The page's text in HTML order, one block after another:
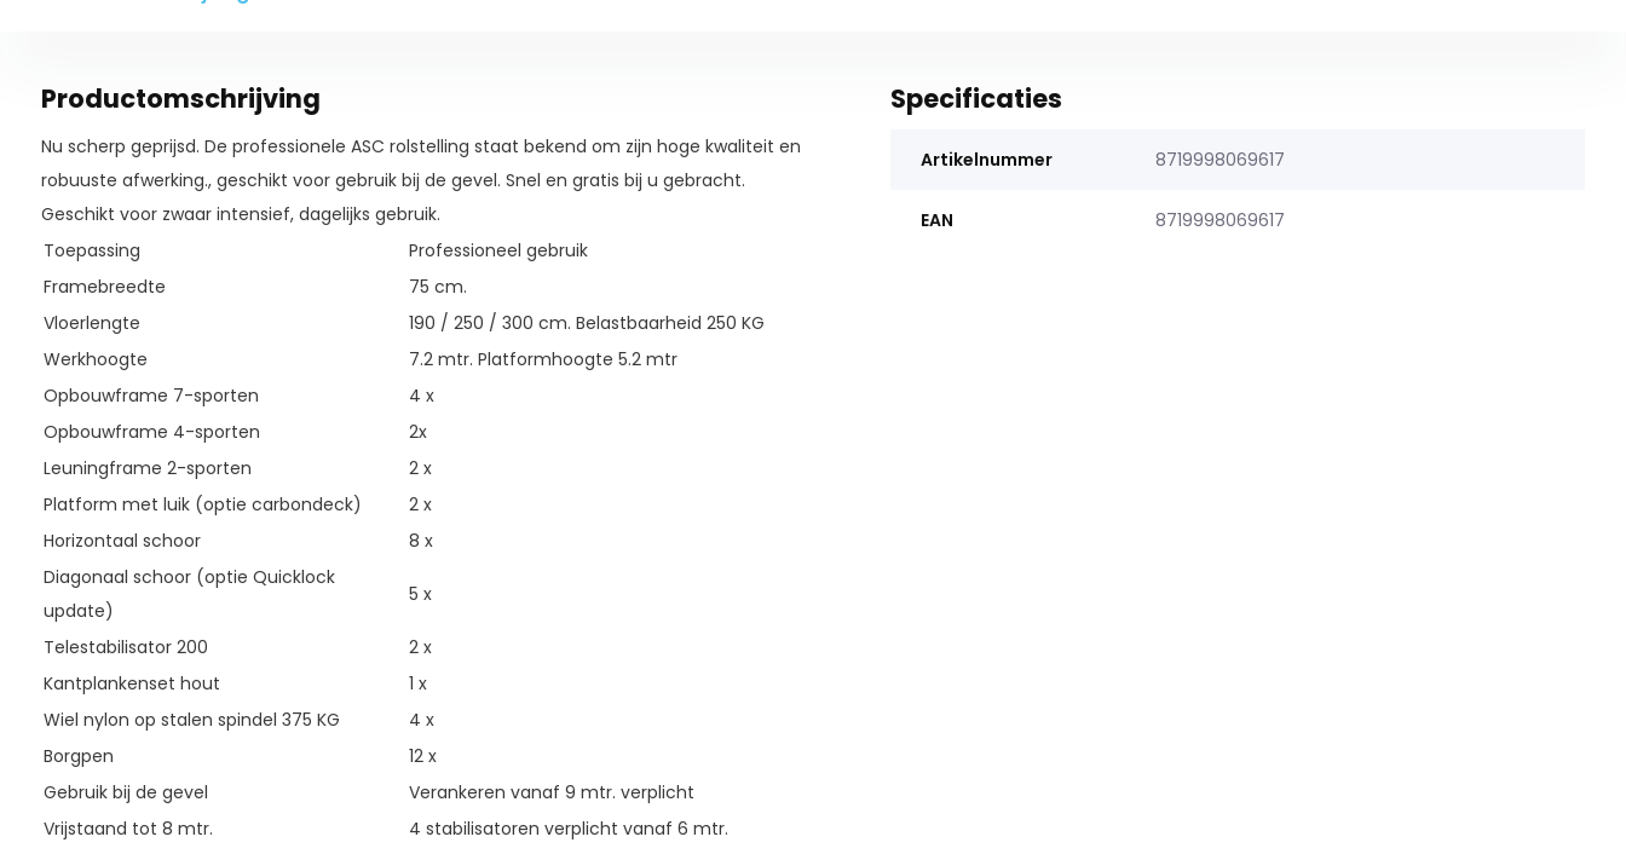
Productomschrijving
Nu scherp geprijsd. De professionele ASC rolstelling staat bekend om zijn hoge kwaliteit en
robuuste afwerking., geschikt voor gebruik bij de gevel. Snel en gratis bij u gebracht.
Geschikt voor zwaar intensief, dagelijks gebruik.
Toepassing
Professioneel gebruik
Framebreedte
75 cm.
Vloerlengte
190 / 250 / 300 cm. Belastbaarheid 250 KG
Werkhoogte
7.2 mtr. Platformhoogte 5.2 mtr
Opbouwframe 7-sporten
4 x
Opbouwframe 4-sporten
2x
Leuningframe 2-sporten
2 x
Platform met luik (optie carbondeck)
2 x
Horizontaal schoor
8 x
Diagonaal schoor (optie Quicklock
update)
5 x
Telestabilisator 200
2 x
Kantplankenset hout
1 x
Wiel nylon op stalen spindel 375 KG
4 x
Borgpen
12 x
Gebruik bij de gevel
Verankeren vanaf 9 mtr. verplicht
Vrijstaand tot 8 mtr.
4 stabilisatoren verplicht vanaf 6 mtr.
Specificaties
Artikelnummer 8719998069617
EAN 8719998069617